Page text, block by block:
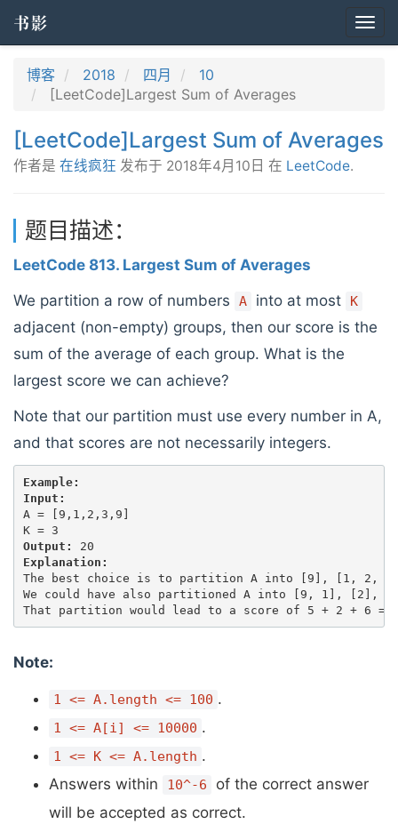
书影
博客 2018 四月
10
[LeetCode]Largest Sum of Averages
[LeetCode]Largest Sum of Averages
作者是 在线疯狂 发布于 2018年4月10日 在 LeetCode.
题目描述：
LeetCode 813. Largest Sum of Averages
We partition a row of numbers
A into at most K
adjacent (non-empty) groups, then our score is the
sum of the average of each group. What is the
largest score we can achieve?
Note that our partition must use every number in A,
and that scores are not necessarily integers.
Example:
Input:
A = [9,1,2,3,9]
Output:
Explanation:
The best choice is to partition A into [9], [1, 2,
We could have also partitioned A into [9, 1], [2],
Note:
1 <= A.length <= 100 .
1 <= A[i] <= 10000 .
1 <= K <= A.length .
Answers within
10^-6
of the correct answer
will be accepted as correct.